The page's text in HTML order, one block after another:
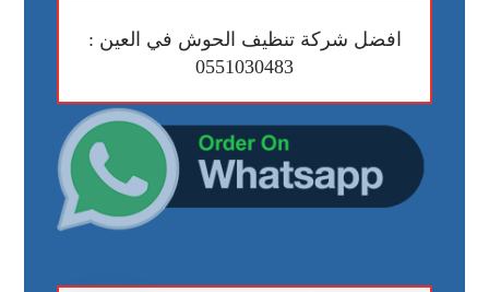
افضل شركة تنظيف الحوش في العين :
0551030483